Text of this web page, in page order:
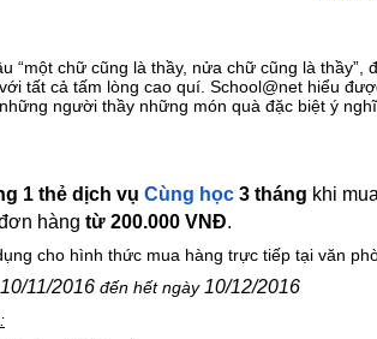
“một chữ cũng là thầy, nửa chữ cũng là
tất cả tấm lòng cao quí. School@net hiểu
người thầy những món quà đặc biệt ý
1 thẻ dịch vụ Cùng học 3 tháng khi
hàng từ 200.000 VNĐ.
cho hình thức mua hàng trực tiếp tại văn
10/11/2016 đến hết ngày 10/12/2016